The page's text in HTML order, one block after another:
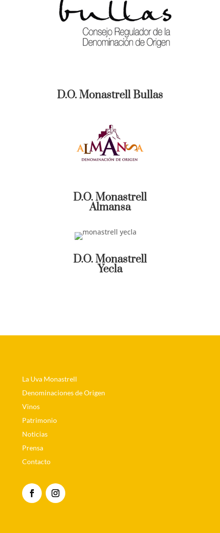
D.O. Monastrell Bullas
D.O. Monastrell
Almansa
D.O. Monastrell
Yecla
La Uva Monastrell
Denominaciones de Origen
Vinos
Patrimonio
Noticias
Prensa
Contacto